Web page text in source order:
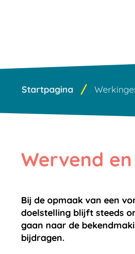
Startpagina
Wervend
Bij de opmaak van een
doelstelling blijft steeds
gaan naar de
bijdragen.